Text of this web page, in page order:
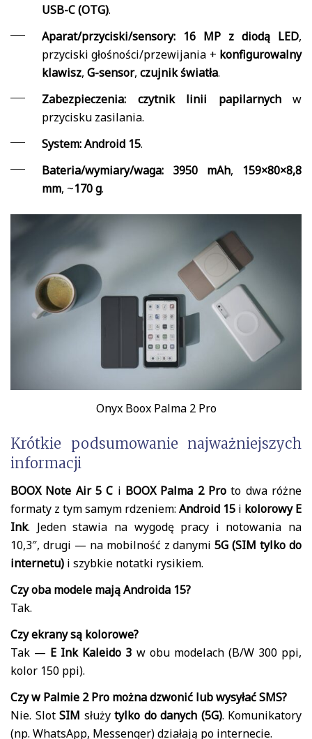
USB-C (OTG).
Aparat/przyciski/sensory: 16 MP z diodą LED,
przyciski głośności/przewijania + konfigurowalny
klawisz, G-sensor, czujnik światła.
Zabezpieczenia:
czytnik linii papilarnychw
przycisku zasilania.
System:Android 15.
Bateria/wymiary/waga:
3950 mAh, 159×80×8,8
mm, ~170 g.
Onyx Boox Palma 2 Pro
Krótkie podsumowanie najważniejszych
informacji
BOOX Note Air 5 C i BOOX Palma 2 Pro to dwa różne
formaty z tym samym rdzeniem: Android 15 i kolorowy E
Ink. Jeden stawia na wygodę pracy i notowania na
10,3″, drugi — na mobilność z danymi5G (SIM tylko do
internetu) i szybkie notatki rysikiem.
Czy oba modele mają Androida 15?
Tak.
Czy ekrany są kolorowe?
Tak — E Ink Kaleido 3 w obu modelach (B/W 300 ppi,
kolor 150 ppi).
Czy w Palmie 2 Pro można dzwonić lub wysyłać SMS?
Nie. Slot SIM służy tylko do danych (5G). Komunikatory
(np. WhatsApp, Messenger) działają po internecie.